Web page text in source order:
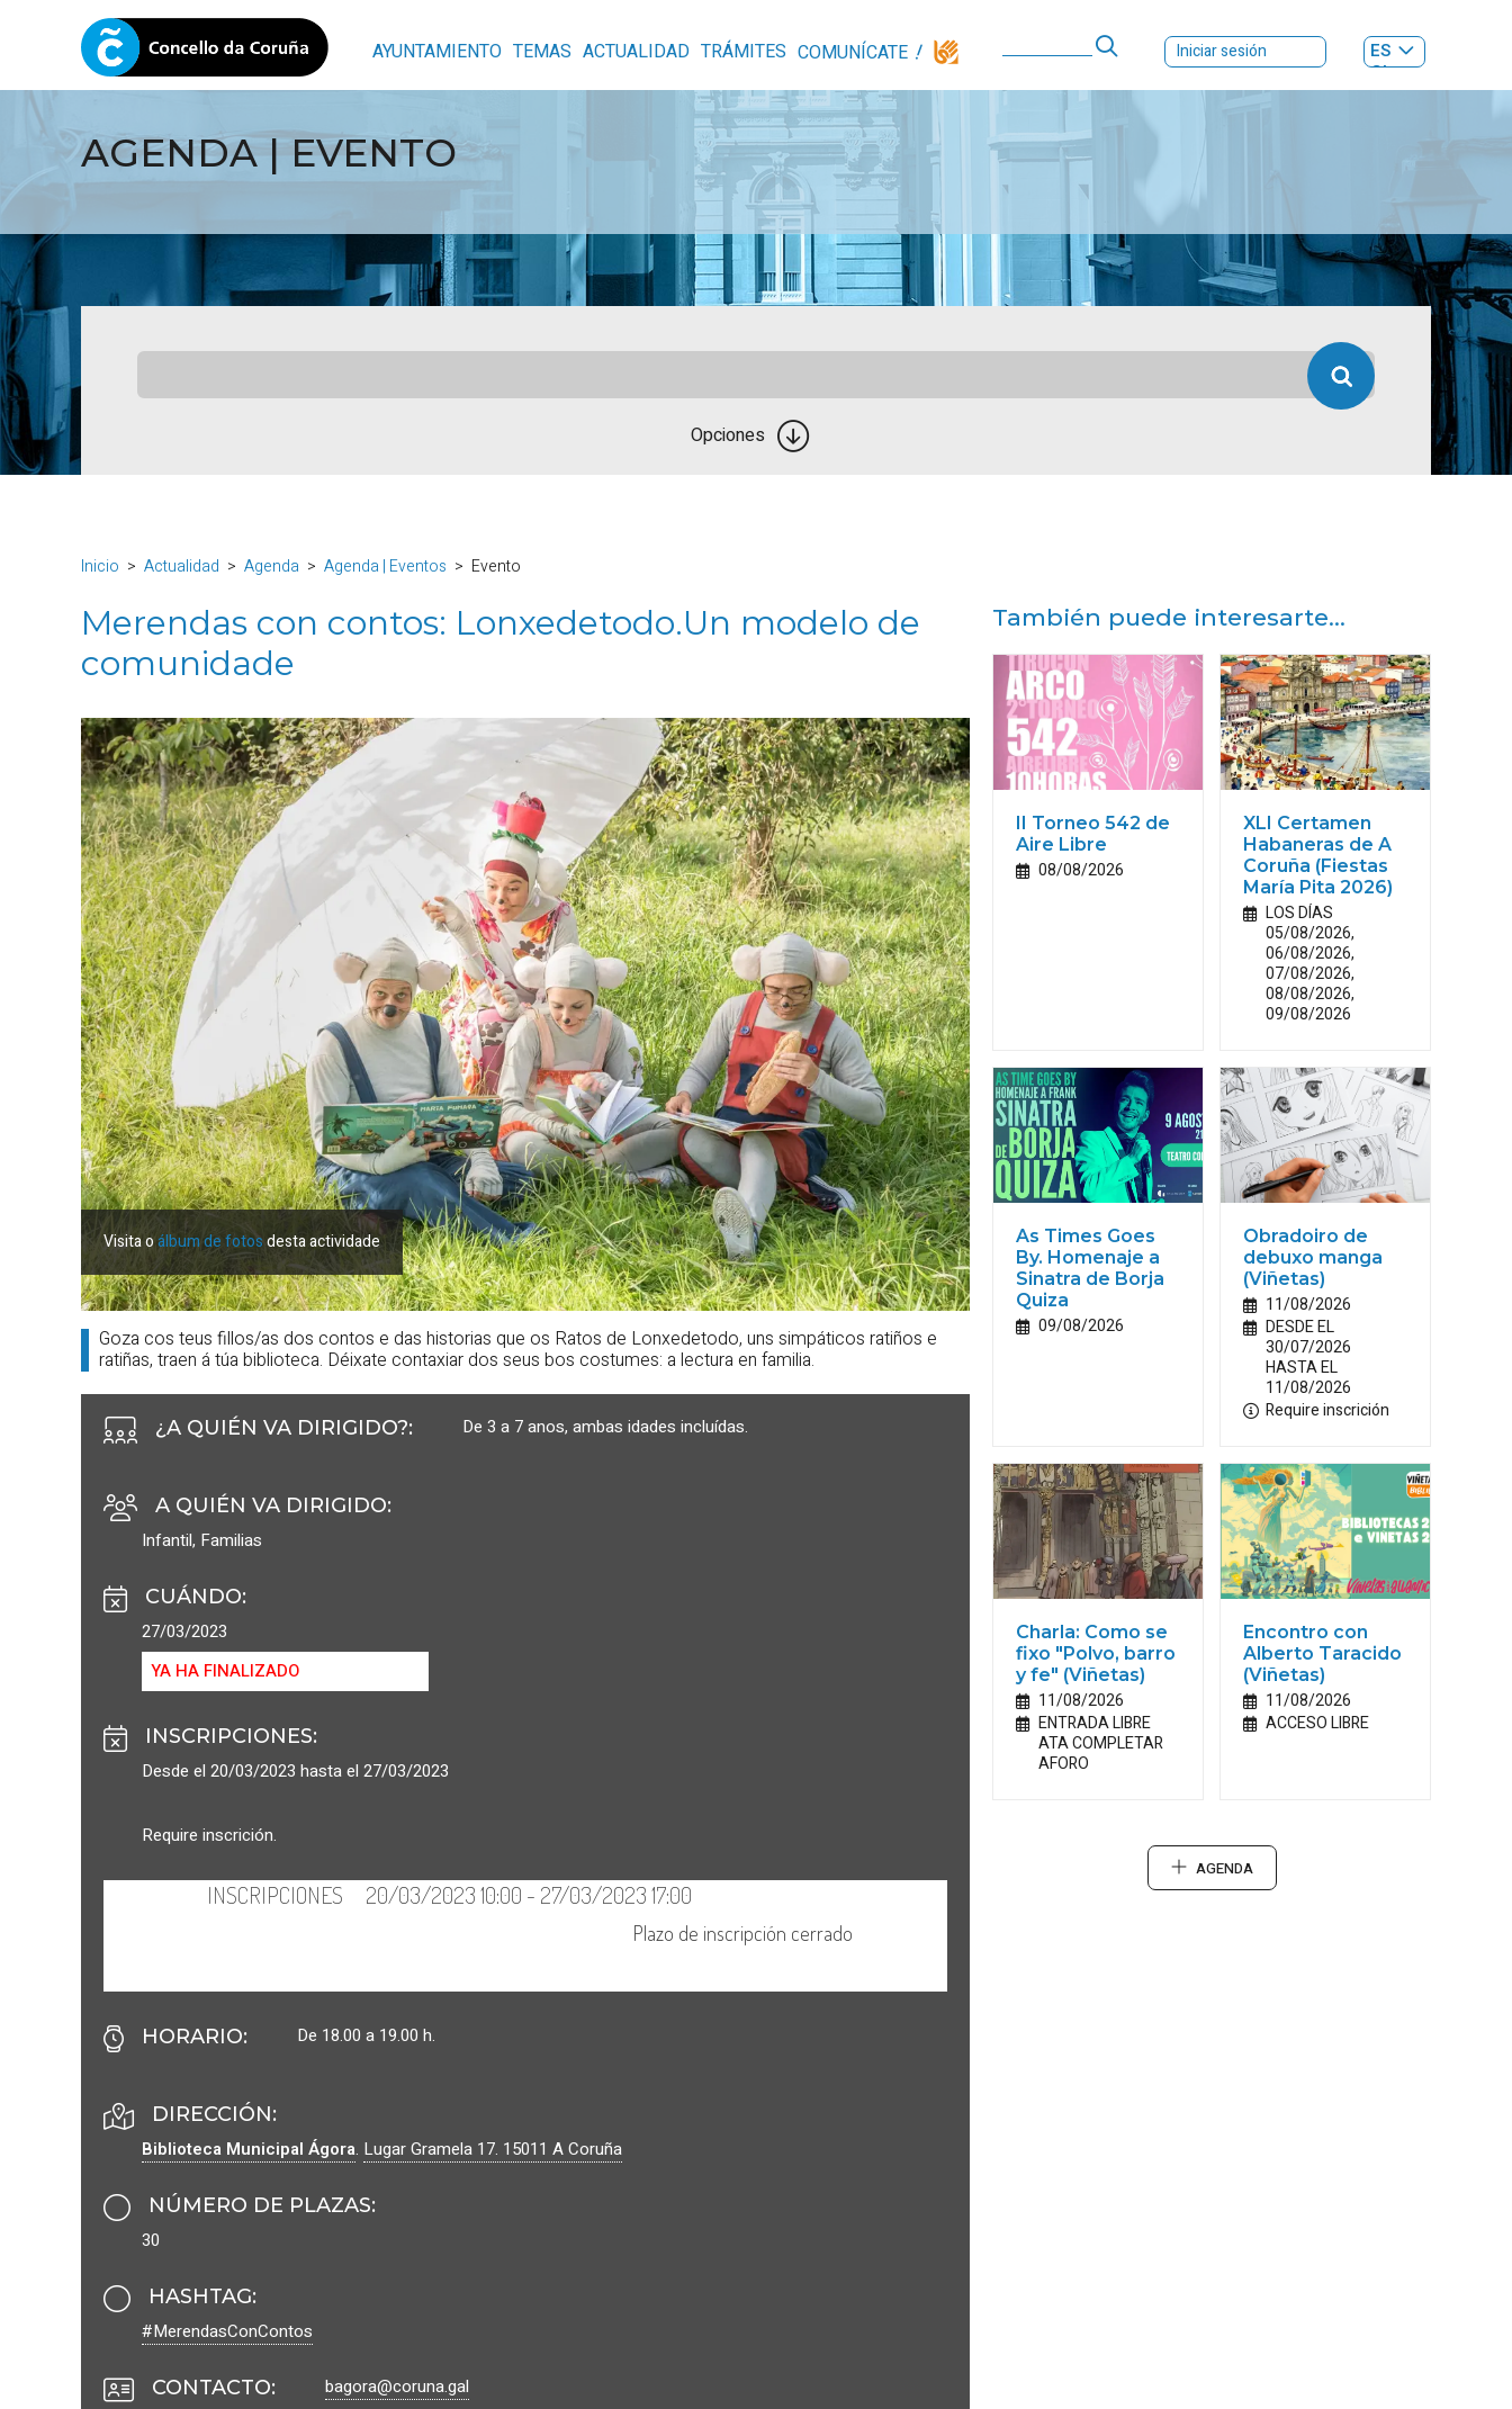
AYUNTAMIENTO TEMAS ACTUALIDAD TRÁMITES COMUNÍCATE Iniciar sesión
ES
GL
AGENDA | EVENTO
Opciones
Inicio Actualidad Agenda Agenda | Eventos Evento
Merendas con contos: Lonxedetodo.Un modelo de
comunidade
Visita oálbum de fotosdesta actividade
Goza cos teus fillos/as dos contos e das historias que os Ratos de Lonxedetodo, uns simpáticos ratiños e
ratiñas, traen á túa biblioteca. Déixate contaxiar dos seus bos costumes: a lectura en familia.
¿A QUIÉN VA DIRIGIDO?: De 3 a 7 anos, ambas idades incluídas.
A QUIÉN VA DIRIGIDO:
Infantil, Familias
CUÁNDO:
27/03/2023
YA HA FINALIZADO
INSCRIPCIONES:
Desde el 20/03/2023 hasta el 27/03/2023
Require inscrición.
HORARIO: De 18.00 a 19.00 h.
DIRECCIÓN:
Biblioteca Municipal Ágora. Lugar Gramela 17. 15011 A Coruña
NÚMERO DE PLAZAS:
30
HASHTAG:
#MerendasConContos
CONTACTO:
bagora@coruna.gal
También puede interesarte...
II Torneo 542 de
Aire Libre
08/08/2026
XLI Certamen
Habaneras de A
Coruña (Fiestas
María Pita 2026)
LOS DÍAS
05/08/2026,
06/08/2026,
07/08/2026,
08/08/2026,
09/08/2026
As Times Goes
By. Homenaje a
Sinatra de Borja
Quiza
09/08/2026
Obradoiro de
debuxo manga
(Viñetas)
11/08/2026
DESDE EL
30/07/2026
HASTA EL
11/08/2026
Require inscrición
Charla: Como se
fixo "Polvo, barro
y fe" (Viñetas)
11/08/2026
ENTRADA LIBRE
ATA COMPLETAR
AFORO
Encontro con
Alberto Taracido
(Viñetas)
11/08/2026
ACCESO LIBRE
AGENDA